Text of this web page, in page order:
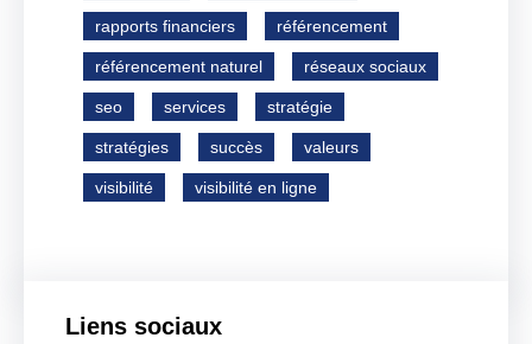
rapports financiers référencement
référencement naturel réseaux sociaux
seo services stratégie
stratégies succès valeurs
visibilité visibilité en ligne
Liens sociaux